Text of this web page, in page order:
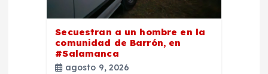
Secuestran a un hombre en la
comunidad de Barrón, en
#Salamanca
agosto 9, 2026